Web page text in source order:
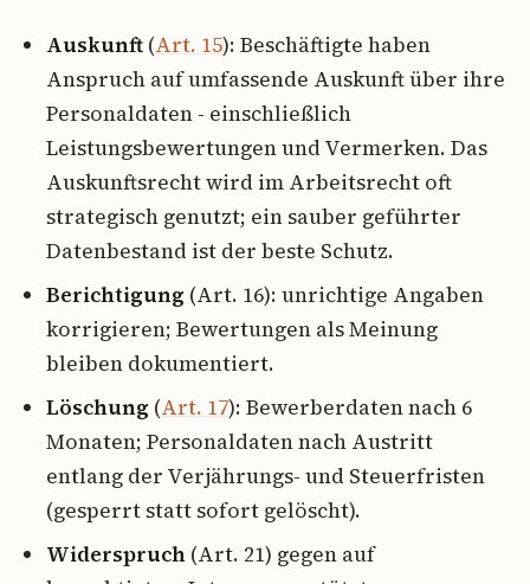
Auskunft (Art. 15): Beschäftigte haben
Anspruch auf umfassende Auskunft über ihre
Personaldaten - einschließlich
Leistungsbewertungen und Vermerken. Das
Auskunftsrecht wird im Arbeitsrecht oft
strategisch genutzt; ein sauber geführter
Datenbestand ist der beste Schutz.
Berichtigung (Art. 16): unrichtige Angaben
korrigieren; Bewertungen als Meinung
bleiben dokumentiert.
Löschung (Art. 17): Bewerberdaten nach 6
Monaten; Personaldaten nach Austritt
entlang der Verjährungs- und Steuerfristen
(gesperrt statt sofort gelöscht).
Widerspruch (Art. 21) gegen auf